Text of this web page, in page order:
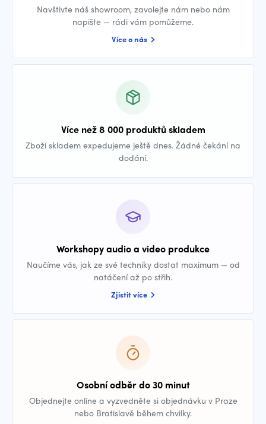
Navštivte náš showroom, zavolejte nám nebo nám
napište — rádi vám pomůžeme.
Více o nás
Více než 8 000 produktů skladem
Zboží skladem expedujeme ještě dnes. Žádné čekání na
dodání.
Workshopy audio a video produkce
Naučíme vás, jak ze své techniky dostat maximum — od
natáčení až po střih.
Zjistit více
Osobní odběr do 30 minut
Objednejte online a vyzvedněte si objednávku v Praze
nebo Bratislavě během chvilky.